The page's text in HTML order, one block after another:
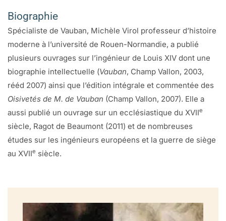
Biographie
Spécialiste de Vauban, Michèle Virol professeur d’histoire
moderne à l’université de Rouen-Normandie, a publié
plusieurs ouvrages sur l’ingénieur de Louis XIV dont une
biographie intellectuelle (Vauban, Champ Vallon, 2003,
rééd 2007) ainsi que l’édition intégrale et commentée des
Oisivetés de M. de Vauban (Champ Vallon, 2007). Elle a
aussi publié un ouvrage sur un ecclésiastique du XVIIe
siècle, Ragot de Beaumont (2011) et de nombreuses
études sur les ingénieurs européens et la guerre de siège
au XVIIe siècle.